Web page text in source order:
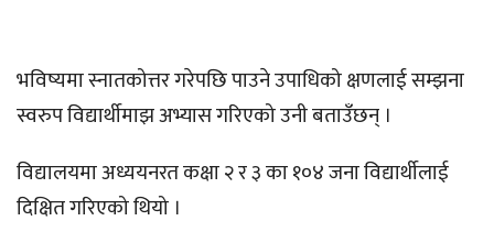
भविष्यमा स्नातकोत्तर गरेपछि पाउने उपाधिको क्षणलाई सम्झना
स्वरुप विद्यार्थीमाझ अभ्यास गरिएको उनी बताउँछन् ।
विद्यालयमा अध्ययनरत कक्षा २ र ३ का १०४ जना विद्यार्थीलाई
दिक्षित गरिएको थियो ।